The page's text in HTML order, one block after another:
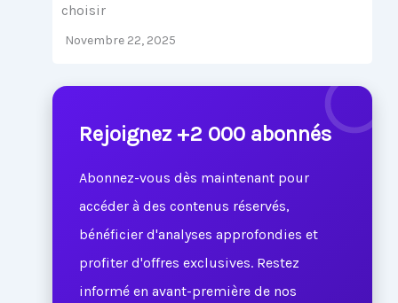
choisir
Novembre 22, 2025
Rejoignez +2 000 abonnés
Abonnez-vous dès maintenant pour
accéder à des contenus réservés,
bénéficier d'analyses approfondies et
profiter d'offres exclusives. Restez
informé en avant-première de nos